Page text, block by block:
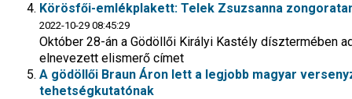
Körösfői-emlékplakett: Telek Zsuzsanna
2022-10-29 08:45:29
Október 28-án a Gödöllői Királyi Kastély dísztermében
elnevezett elismerő címet
A gödöllői Braun Áron lett a legjobb magyar
tehetségkutatónak